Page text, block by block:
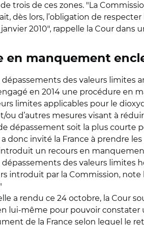
trois de ces zones. "La
dès lors, l’obligation de
2010", rappelle la Cour dans
en manquement
dépassements des valeurs limites
en 2014 une procédure en
limites applicables pour le
ou d’autres mesures visant à
dépassement soit la plus courte
donc invité la France à prendre
un recours en
des valeurs limites
introduit par la Commission,
a rendu ce 24 octobre, la Cour
lui-même pour pouvoir constater
de la France selon lequel le